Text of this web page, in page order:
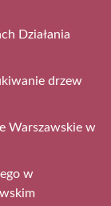
Działania
drzew
Warszawskie w
w